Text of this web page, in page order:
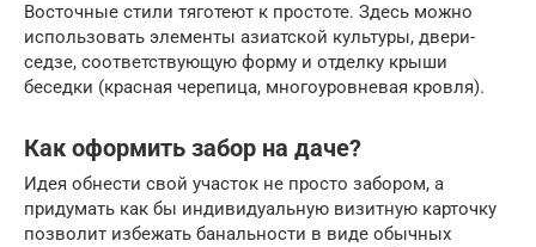
Восточные стили тяготеют к простоте. Здесь можно
использовать элементы азиатской культуры, двери-
седзе, соответствующую форму и отделку крыши
беседки (красная черепица, многоуровневая кровля).
Как оформить забор на даче?
Идея обнести свой участок не просто забором, а
придумать как бы индивидуальную визитную карточку
позволит избежать банальности в виде обычных